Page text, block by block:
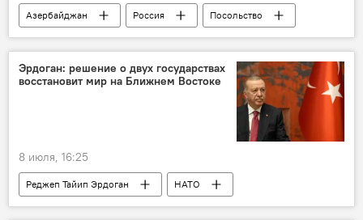
Азербайджан Россия
Посольство
Посольство России в Азербайджане
Эрдоган: решение о двух государствах
восстановит мир на Ближнем Востоке
8 июля, 16:25
Реджеп Тайип Эрдоган
НАТО
Израиль